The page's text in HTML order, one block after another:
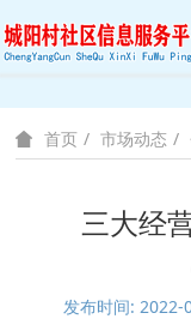
首页 市场动态
三大经
发布时间: 2022-